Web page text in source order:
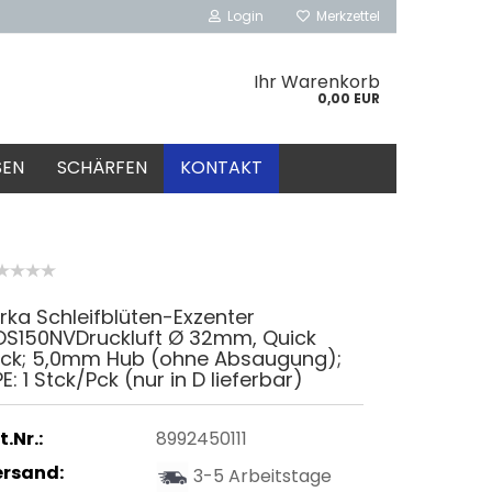
Login Merkzettel
Ihr Warenkorb
0,00 EUR
SCHÄRFEN KONTAKT
Schleifblüten-Exzenter
Ø 32mm, Quick
5,0mm Hub (ohne Absaugung);
1 Stck/Pck (nur in D lieferbar)
8992450111
3-5 Arbeitstage